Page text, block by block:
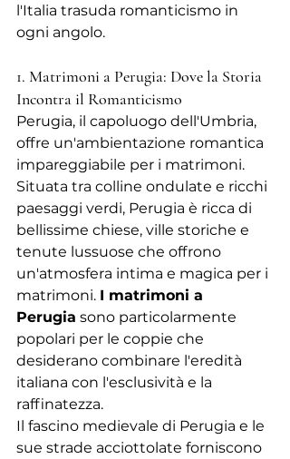
l'Italia trasuda romanticismo in
ogni angolo.
1. Matrimoni a Perugia: Dove la Storia
Incontra il Romanticismo
Perugia, il capoluogo dell'Umbria,
offre un'ambientazione romantica
impareggiabile per i matrimoni.
Situata tra colline ondulate e ricchi
paesaggi verdi, Perugia è ricca di
bellissime chiese, ville storiche e
tenute lussuose che offrono
un'atmosfera intima e magica per i
matrimoni. I matrimoni a
Perugia sono particolarmente
popolari per le coppie che
desiderano combinare l'eredità
italiana con l'esclusività e la
raffinatezza.
Il fascino medievale di Perugia e le
sue strade acciottolate forniscono